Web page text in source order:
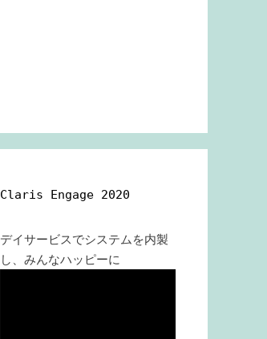
Claris Engage 2020
デイサービスでシステムを内製
し、みんなハッピーに